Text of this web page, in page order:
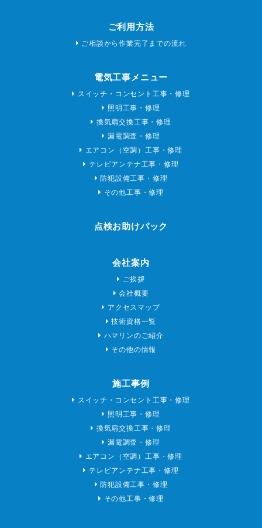
ご利用方法
ご相談から作業完了までの流れ
電気工事メニュー
スイッチ・コンセント工事・修理
照明工事・修理
換気扇交換工事・修理
漏電調査・修理
エアコン（空調）工事・修理
テレビアンテナ工事・修理
防犯設備工事・修理
その他工事・修理
点検お助けパック
会社案内
ご挨拶
会社概要
アクセスマップ
技術資格一覧
ハマリンのご紹介
その他の情報
施工事例
スイッチ・コンセント工事・修理
照明工事・修理
換気扇交換工事・修理
漏電調査・修理
エアコン（空調）工事・修理
テレビアンテナ工事・修理
防犯設備工事・修理
その他工事・修理